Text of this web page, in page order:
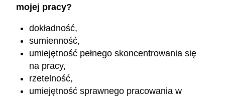
mojej pracy?
dokładność,
sumienność,
umiejętność pełnego skoncentrowania się
na pracy,
rzetelność,
umiejętność sprawnego pracowania w